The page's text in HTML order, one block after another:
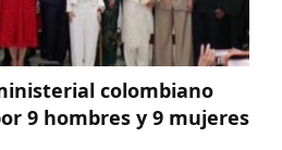
colombiano
9 hombres y 9 mujeres